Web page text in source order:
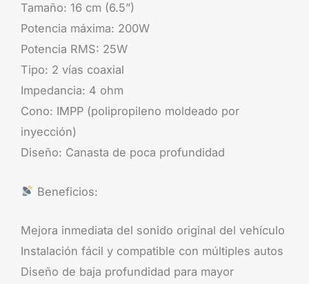
Tamaño: 16 cm (6.5”)
Potencia máxima: 200W
Potencia RMS: 25W
Tipo: 2 vías coaxial
Impedancia: 4 ohm
Cono: IMPP (polipropileno moldeado por
inyección)
Diseño: Canasta de poca profundidad
Beneficios:
Mejora inmediata del sonido original del vehículo
Instalación fácil y compatible con múltiples autos
Diseño de baja profundidad para mayor